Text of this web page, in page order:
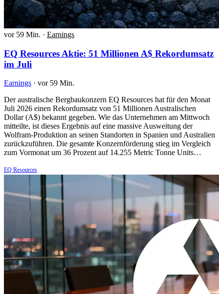
vor 59 Min. · Earnings
EQ Resources Aktie: 51 Millionen A$ Rekordumsatz
im Juli
Earnings · vor 59 Min.
Der australische Bergbaukonzern EQ Resources hat für den Monat
Juli 2026 einen Rekordumsatz von 51 Millionen Australischen
Dollar (A$) bekannt gegeben. Wie das Unternehmen am Mittwoch
mitteilte, ist dieses Ergebnis auf eine massive Ausweitung der
Wolfram-Produktion an seinen Standorten in Spanien und Australien
zurückzuführen. Die gesamte Konzernförderung stieg im Vergleich
zum Vormonat um 36 Prozent auf 14.255 Metric Tonne Units…
EQ Resources